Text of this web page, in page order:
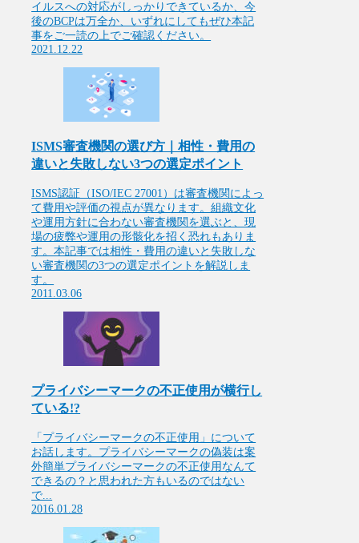
イルスへの対応がしっかりできているか、今
後のBCPは万全か、いずれにしてもぜひ本記
事をご一読の上でご確認ください。
2021.12.22
ISMS審査機関の選び方｜相性・費用の
違いと失敗しない3つの選定ポイント
ISMS認証（ISO/IEC 27001）は審査機関によっ
て費用や評価の視点が異なります。組織文化
や運用方針に合わない審査機関を選ぶと、現
場の疲弊や運用の形骸化を招く恐れもありま
す。本記事では相性・費用の違いと失敗しな
い審査機関の3つの選定ポイントを解説しま
す。
2011.03.06
プライバシーマークの不正使用が横行し
ている!?
「プライバシーマークの不正使用」について
お話します。プライバシーマークの偽装は案
外簡単プライバシーマークの不正使用なんて
できるの？と思われた方もいるのではない
で...
2016.01.28